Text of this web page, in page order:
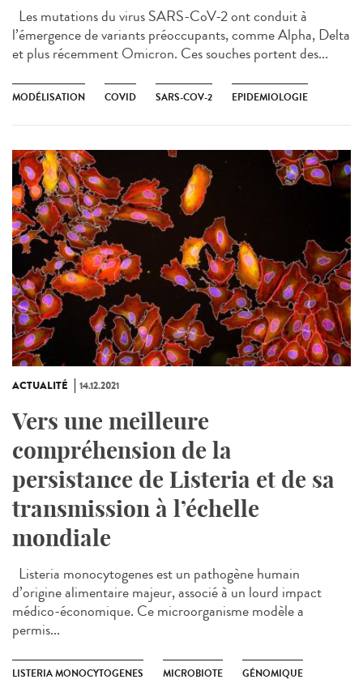
Les mutations du virus SARS-CoV-2 ont conduit à
l’émergence de variants préoccupants, comme Alpha, Delta
et plus récemment Omicron. Ces souches portent des...
MODÉLISATION COVID SARS-COV-2 EPIDEMIOLOGIE
ACTUALITÉ 14.12.2021
Vers une meilleure
compréhension de la
persistance de Listeria et de sa
transmission à l’échelle
mondiale
Listeria monocytogenes est un pathogène humain
d’origine alimentaire majeur, associé à un lourd impact
médico-économique. Ce microorganisme modèle a
permis...
LISTERIA MONOCYTOGENES MICROBIOTE GÉNOMIQUE